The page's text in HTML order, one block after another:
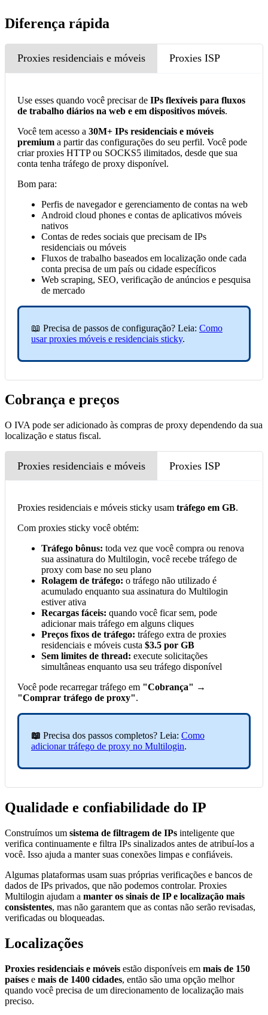
Diferença rápida
Proxies residenciais e móveis Proxies ISP
Use esses quando você precisar de IPs flexíveis para fluxos
de trabalho diários na web e em dispositivos móveis.
Você tem acesso a 30M+ IPs residenciais e móveis
premium a partir das configurações do seu perfil. Você pode
criar proxies HTTP ou SOCKS5 ilimitados, desde que sua
conta tenha tráfego de proxy disponível.
Bom para:
Perfis de navegador e gerenciamento de contas na web
Android cloud phones e contas de aplicativos móveis
nativos
Contas de redes sociais que precisam de IPs
residenciais ou móveis
Fluxos de trabalho baseados em localização onde cada
conta precisa de um país ou cidade específicos
Web scraping, SEO, verificação de anúncios e pesquisa
de mercado
📖 Precisa de passos de configuração? Leia: Como
usar proxies móveis e residenciais sticky.
Cobrança e preços
O IVA pode ser adicionado às compras de proxy dependendo da sua
localização e status fiscal.
Proxies residenciais e móveis Proxies ISP
Proxies residenciais e móveis sticky usam tráfego em GB.
Com proxies sticky você obtém:
Tráfego bônus: toda vez que você compra ou renova
sua assinatura do Multilogin, você recebe tráfego de
proxy com base no seu plano
Rolagem de tráfego: o tráfego não utilizado é
acumulado enquanto sua assinatura do Multilogin
estiver ativa
Recargas fáceis: quando você ficar sem, pode
adicionar mais tráfego em alguns cliques
Preços fixos de tráfego: tráfego extra de proxies
residenciais e móveis custa $3.5 por GB
Sem limites de thread: execute solicitações
simultâneas enquanto usa seu tráfego disponível
Você pode recarregar tráfego em "Cobrança" →
"Comprar tráfego de proxy".
📖 Precisa dos passos completos? Leia: Como
adicionar tráfego de proxy no Multilogin.
Qualidade e confiabilidade do IP
Construímos um sistema de filtragem de IPs inteligente que
verifica continuamente e filtra IPs sinalizados antes de atribuí-los a
você. Isso ajuda a manter suas conexões limpas e confiáveis.
Algumas plataformas usam suas próprias verificações e bancos de
dados de IPs privados, que não podemos controlar. Proxies
Multilogin ajudam a manter os sinais de IP e localização mais
consistentes, mas não garantem que as contas não serão revisadas,
verificadas ou bloqueadas.
Localizações
Proxies residenciais e móveis estão disponíveis em mais de 150
países e mais de 1400 cidades, então são uma opção melhor
quando você precisa de um direcionamento de localização mais
preciso.